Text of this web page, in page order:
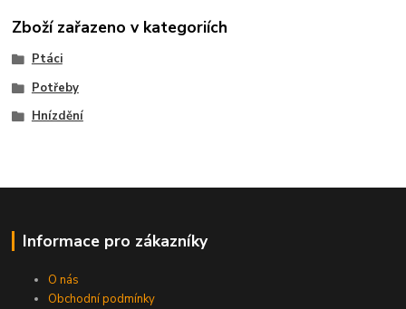
Zboží zařazeno v kategoriích
Ptáci
Potřeby
Hnízdění
Informace pro zákazníky
O nás
Obchodní podmínky